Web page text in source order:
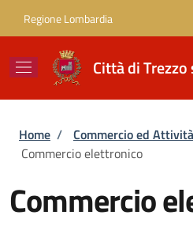
Regione Lombardia
Città di
Briciole di pane
Home / Commercio ed
Commercio elettronico
Commercio